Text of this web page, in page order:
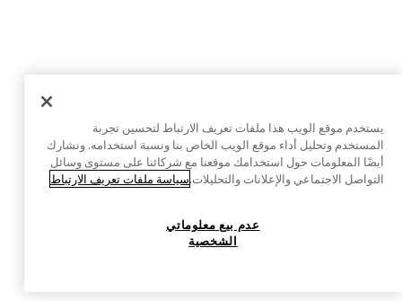
يستخدم موقع الويب هذا ملفات تعريف الارتباط لتحسين تجربة
المستخدم وتحليل أداء موقع الويب الخاص بنا ونسبة استخدامه. ونشارك
أيضًا المعلومات حول استخدامك موقعنا مع شركائنا على مستوى وسائل
التواصل الاجتماعي والإعلانات والتحليلات.سياسة ملفات تعريف الارتباط
عدم بيع معلوماتي
الشخصية